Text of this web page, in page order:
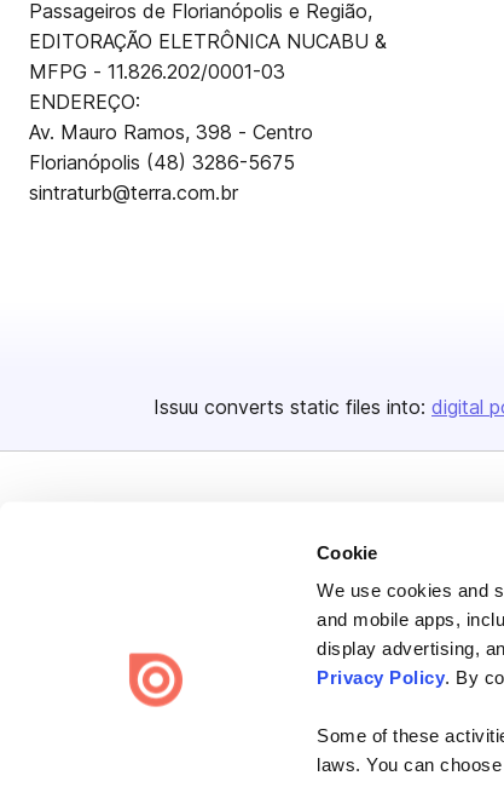
Cookie
We use cookies and
and mobile apps,
display advertising,
Privacy Policy. By
Some of these
laws. You can
Passageiros de Florianópolis e Região,
EDITORAÇÃO ELETRÔNICA NUCABU &
MFPG - 11.826.202/0001-03
ENDEREÇO:
Av. Mauro Ramos, 398 - Centro
Florianópolis (48) 3286-5675
sintraturb@terra.com.br
Issuu converts static files into: digital
Create once, share everywhere.
Issuu turns PDFs and other files into interactive flipbooks and